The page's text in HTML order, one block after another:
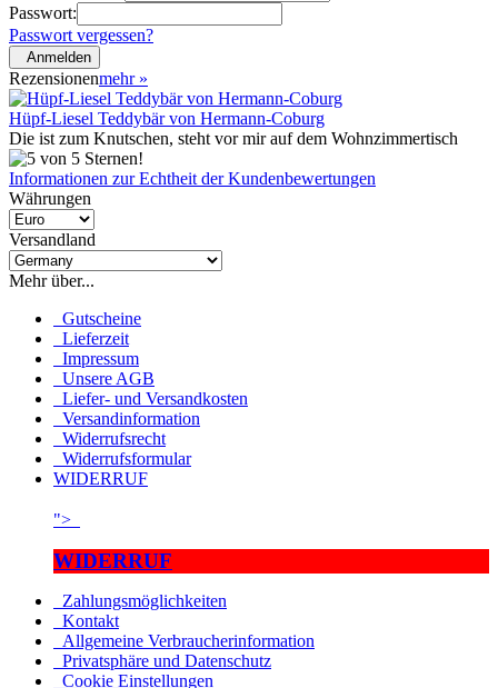
Passwort:
Passwort vergessen?
Anmelden
Rezensionenmehr »
Hüpf-Liesel Teddybär von Hermann-Coburg
Die ist zum Knutschen, steht vor mir auf dem Wohnzimmertisch
Informationen zur Echtheit der Kundenbewertungen
Währungen
Versandland
Mehr über...
Gutscheine
Lieferzeit
Impressum
Unsere AGB
Liefer- und Versandkosten
Versandinformation
Widerrufsrecht
Widerrufsformular
WIDERRUF
">
WIDERRUF
Zahlungsmöglichkeiten
Kontakt
Allgemeine Verbraucherinformation
Privatsphäre und Datenschutz
Cookie Einstellungen